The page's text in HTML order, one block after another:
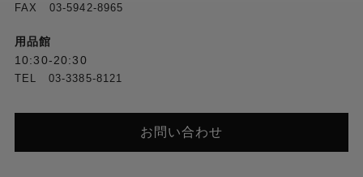
FAX 03-5942-8965
用品館
10:30-20:30
TEL 03-3385-8121
お問い合わせ